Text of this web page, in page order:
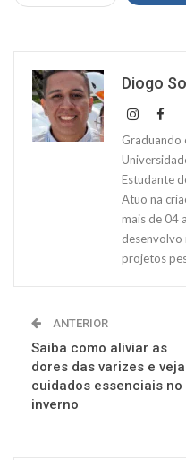
Diogo
Graduando
Estudante
Atuo na
mais de 04
desenvolvo
projetos
ANTERIOR
Saiba como aliviar as
dores das varizes e veja
cuidados essenciais no
inverno